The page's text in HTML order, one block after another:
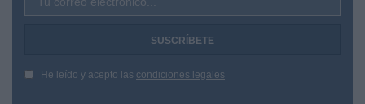
He leído y acepto las condiciones legales